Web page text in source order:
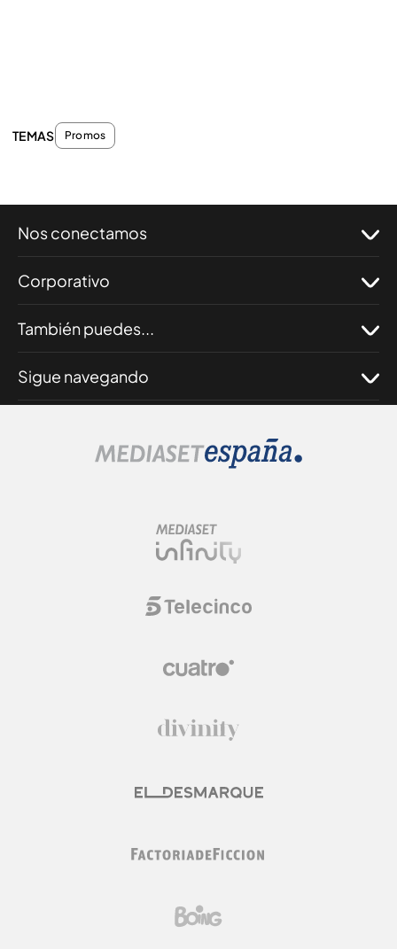
TEMAS Promos
Nos conectamos
Corporativo
También puedes...
Sigue navegando